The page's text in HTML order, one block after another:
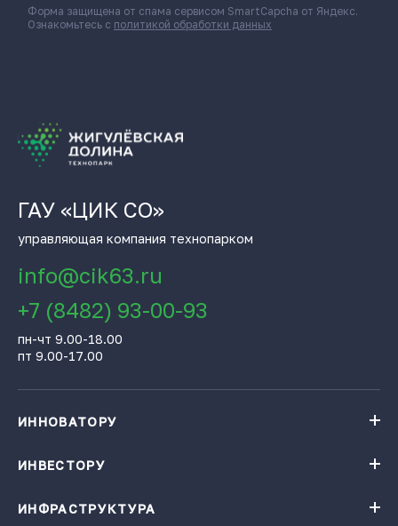
Форма защищена от спама сервисом SmartCapcha от Яндекс.
Ознакомьтесь с политикой обработки данных
ГАУ «ЦИК СО»
управляющая компания технопарком
info@cik63.ru
+7 (8482) 93-00-93
пн-чт 9.00-18.00
пт 9.00-17.00
ИННОВАТОРУ
База инновационных проектов
Институты поддержки
ИНВЕСТОРУ
Проекты резидентов Технопарка «Жигулевская долина»
ИНФРАСТРУКТУРА